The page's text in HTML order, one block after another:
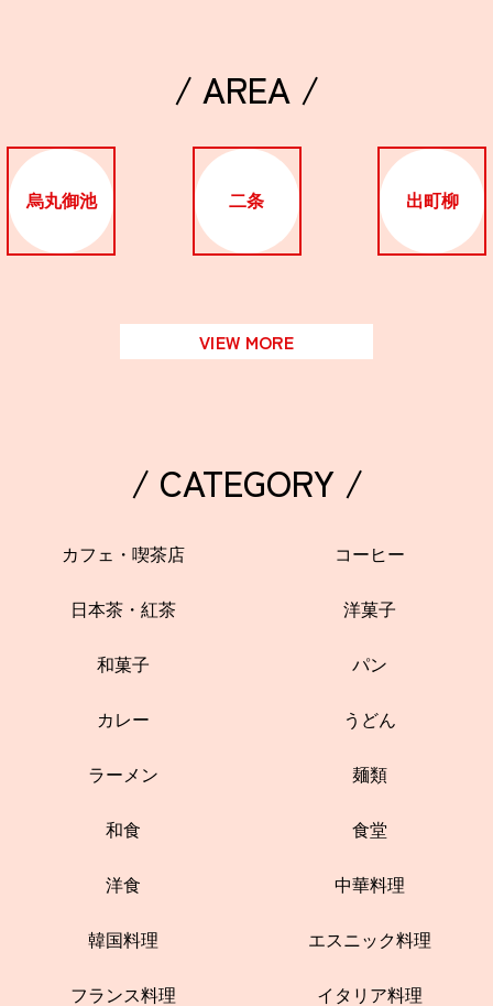
/ AREA /
烏丸御池 二条 出町柳
VIEW MORE
/ CATEGORY /
カフェ・喫茶店 コーヒー
日本茶・紅茶 洋菓子
和菓子 パン
カレー うどん
ラーメン 麺類
和食 食堂
洋食 中華料理
韓国料理 エスニック料理
フランス料理 イタリア料理